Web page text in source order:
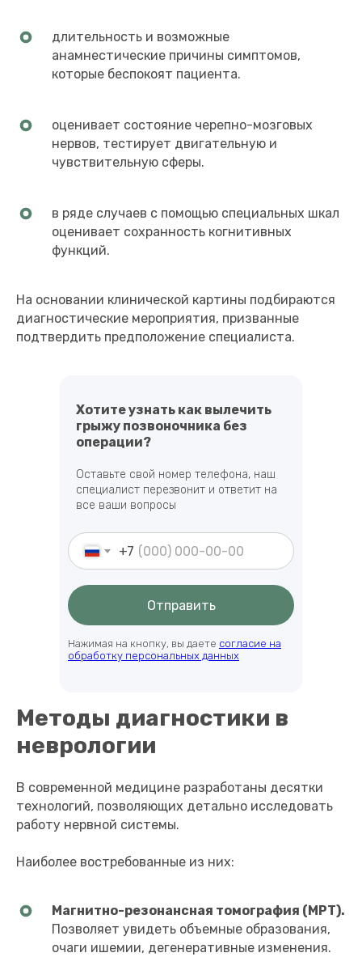
длительность и возможные
анамнестические причины симптомов,
которые беспокоят пациента.
оценивает состояние черепно-мозговых
нервов, тестирует двигательную и
чувствительную сферы.
в ряде случаев с помощью специальных шкал
оценивает сохранность когнитивных
функций.
На основании клинической картины подбираются
диагностические мероприятия, призванные
подтвердить предположение специалиста.
+7
Отправить
Нажимая на кнопку, вы даете согласие на
обработку персональных данных
Оставьте свой номер телефона, наш
специалист перезвонит и ответит на
все ваши вопросы
Хотите узнать как вылечить
грыжу позвоночника без
операции?
Методы диагностики в
неврологии
В современной медицине разработаны десятки
технологий, позволяющих детально исследовать
работу нервной системы.
Наиболее востребованные из них:
Магнитно-резонансная томография (МРТ).
Позволяет увидеть объемные образования,
очаги ишемии, дегенеративные изменения.